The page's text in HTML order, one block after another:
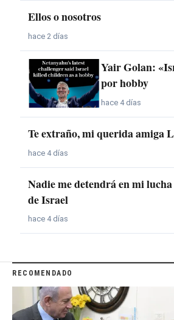
Ellos o nosotros
hace 2 días
Yair Golan:
por hobby
hace 4 días
Te extraño, mi querida amiga
hace 4 días
Nadie me detendrá en mi
de Israel
hace 4 días
RECOMENDADO